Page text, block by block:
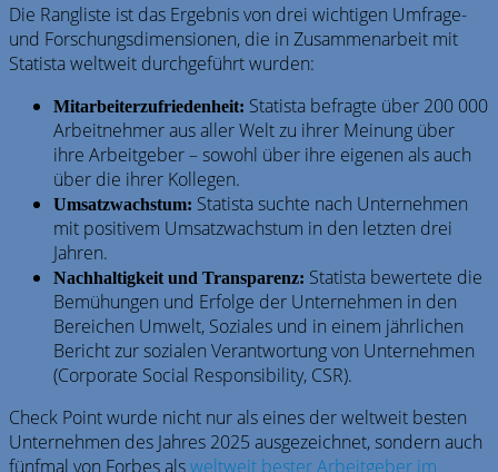
Die Rangliste ist das Ergebnis von drei wichtigen Umfrage-
und Forschungsdimensionen, die in Zusammenarbeit mit
Statista weltweit durchgeführt wurden:
Mitarbeiterzufriedenheit: Statista befragte über 200 000
Arbeitnehmer aus aller Welt zu ihrer Meinung über
ihre Arbeitgeber – sowohl über ihre eigenen als auch
über die ihrer Kollegen.
Umsatzwachstum: Statista suchte nach Unternehmen
mit positivem Umsatzwachstum in den letzten drei
Jahren.
Nachhaltigkeit und Transparenz: Statista bewertete die
Bemühungen und Erfolge der Unternehmen in den
Bereichen Umwelt, Soziales und in einem jährlichen
Bericht zur sozialen Verantwortung von Unternehmen
(Corporate Social Responsibility, CSR).
Check Pointwurde nicht nur als eines der weltweit besten
Unternehmen des Jahres 2025 ausgezeichnet, sondern auch
fünfmal von Forbes alsweltweit bester Arbeitgeber im